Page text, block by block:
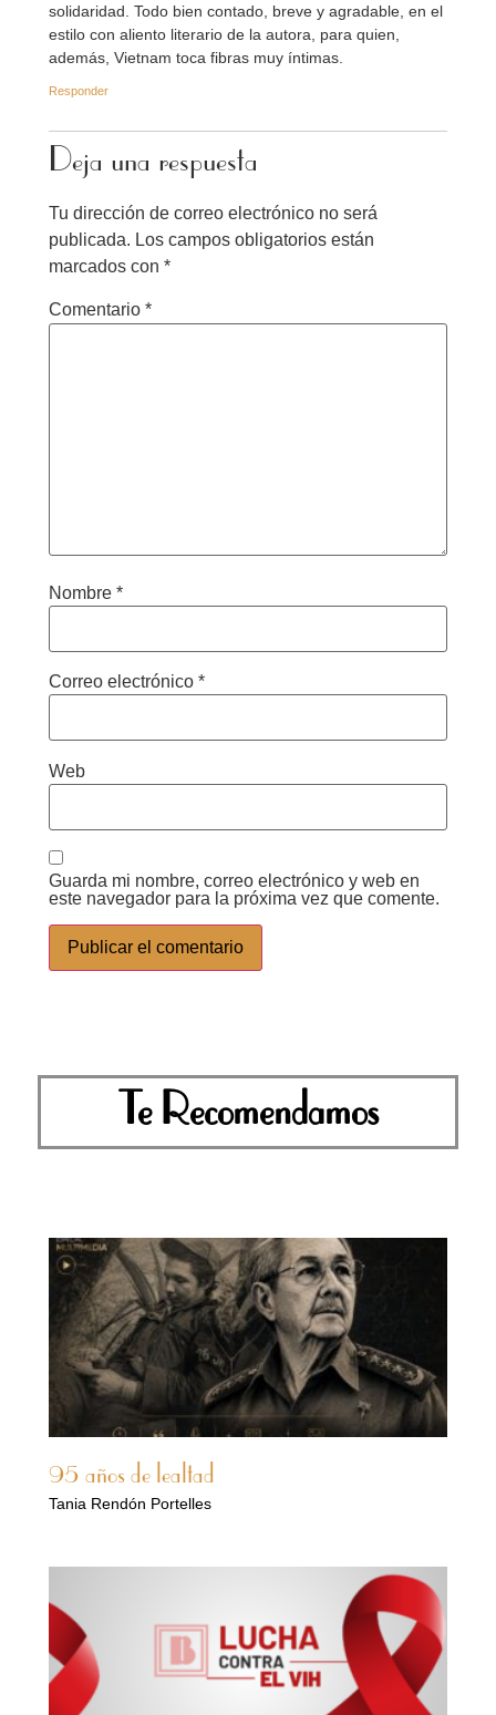
solidaridad. Todo bien contado, breve y agradable, en el
estilo con aliento literario de la autora, para quien,
además, Vietnam toca fibras muy íntimas.
Responder
Deja una respuesta
Tu dirección de correo electrónico no será
publicada. Los campos obligatorios están
marcados con *
Comentario *
Nombre *
Correo electrónico *
Web
Guarda mi nombre, correo electrónico y web en
este navegador para la próxima vez que comente.
Te Recomendamos
95 años de lealtad
Tania Rendón Portelles